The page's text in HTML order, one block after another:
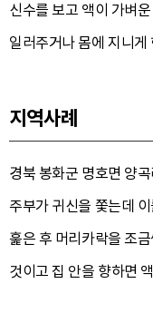
신수를 보고 액이 가벼
일러주거나 몸에 지니
지역사례
경북 봉화군 명호면 양
주부가 귀신을 쫓는데
훑은 후 머리카락을 조
것이고 집 안을 향하면